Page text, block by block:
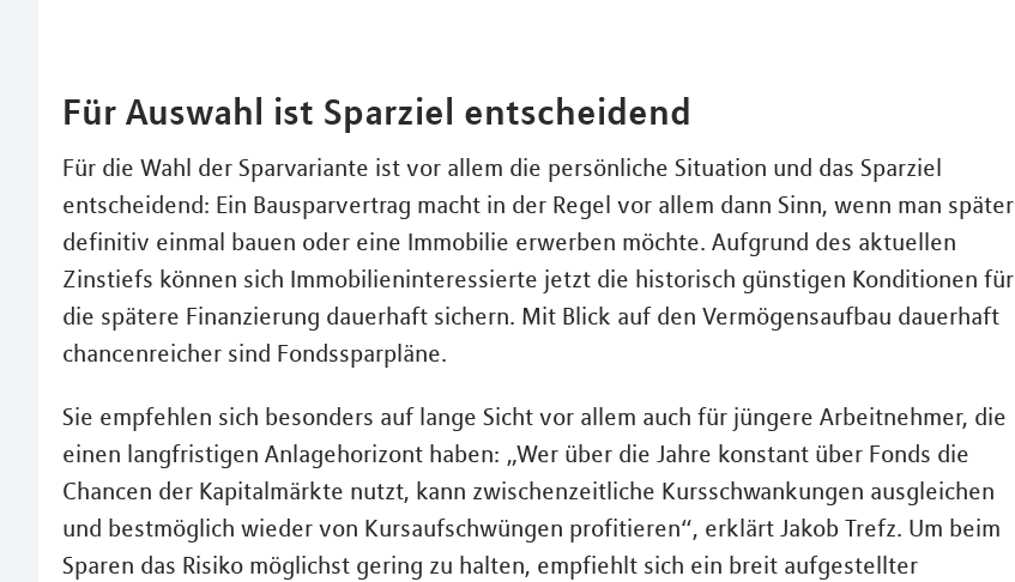
Für Auswahl ist Sparziel entscheidend
Für die Wahl der Sparvariante ist vor allem die persönliche Situation und das Sparziel
entscheidend: Ein Bausparvertrag macht in der Regel vor allem dann Sinn, wenn man später
definitiv einmal bauen oder eine Immobilie erwerben möchte. Aufgrund des aktuellen
Zinstiefs können sich Immobilieninteressierte jetzt die historisch günstigen Konditionen für
die spätere Finanzierung dauerhaft sichern. Mit Blick auf den Vermögensaufbau dauerhaft
chancenreicher sind Fondssparpläne.
Sie empfehlen sich besonders auf lange Sicht vor allem auch für jüngere Arbeitnehmer, die
einen langfristigen Anlagehorizont haben: „Wer über die Jahre konstant über Fonds die
Chancen der Kapitalmärkte nutzt, kann zwischenzeitliche Kursschwankungen ausgleichen
und bestmöglich wieder von Kursaufschwüngen profitieren“, erklärt Jakob Trefz. Um beim
Sparen das Risiko möglichst gering zu halten, empfiehlt sich ein breit aufgestellter